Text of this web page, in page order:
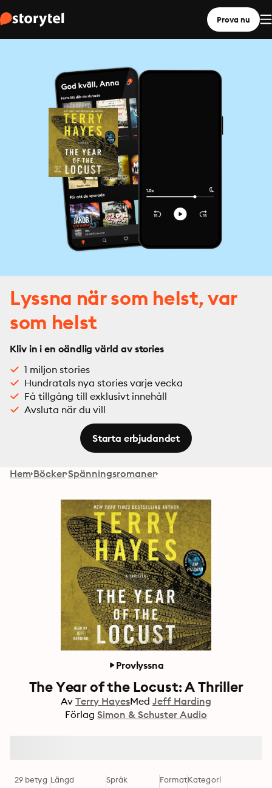
Prova nu
Lyssna när som helst, var
som helst
Kliv in i en oändlig värld av stories
1 miljon stories
Hundratals nya stories varje vecka
Få tillgång till exklusivt innehåll
Avsluta när du vill
Starta erbjudandet
Hem Böcker Spänningsromaner
Provlyssna
The Year of the Locust: A Thriller
Av Terry HayesMed Jeff Harding
Förlag Simon & Schuster Audio
29 betyg Längd Språk FormatKategori